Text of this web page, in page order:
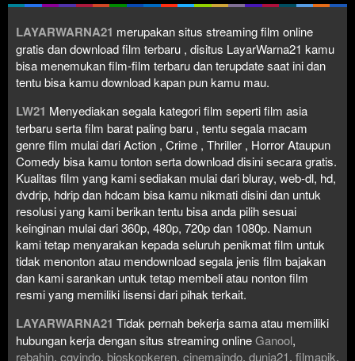
LAYARWARNA21 merupakan situs streaming film online
gratis dan download film terbaru , disitus LayarWarna21 kamu
bisa menemukan film-film terbaru dan terupdate saat ini dan
tentu bisa kamu download kapan pun kamu mau.
LW21 Menyediakan segala kategori film seperti film asia
terbaru serta film barat paling baru , tentu segala macam
genre film mulai dari Action , Crime , Thriller , Horror Ataupun
Comedy bisa kamu tonton serta download disini secara gratis.
Kualitas film yang kami sediakan mulai dari bluray, web-dl, hd,
dvdrip, hdrip dan hdcam bisa kamu nikmati disini dan untuk
resolusi yang kami berikan tentu bisa anda pilih sesuai
keinginan mulai dari 360p, 480p, 720p dan 1080p. Namun
kami tetap menyarakan kepada seluruh penikmat film untuk
tidak menonton atau mendownload segala jenis film bajakan
dan kami sarankan untuk tetap membeli atau nonton film
resmi yang memiliki lisensi dari pihak terkait.
LAYARWARNA21 Tidak pernah bekerja sama atau memiliki
hubungan kerja dengan situs streaming onlineGanool,
rebahin, cgvindo, bioskopkeren, cinemaindo, dunia21, filmapik,